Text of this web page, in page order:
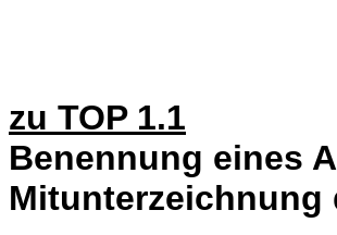
zu TOP 1.1
Benennung eines
Mitunterzeichnung